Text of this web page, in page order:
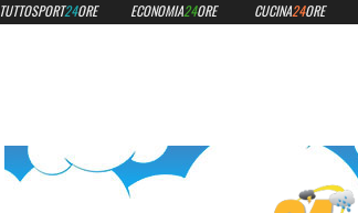
TUTTOSPORT24ORE ECONOMIA24ORE CUCINA24ORE